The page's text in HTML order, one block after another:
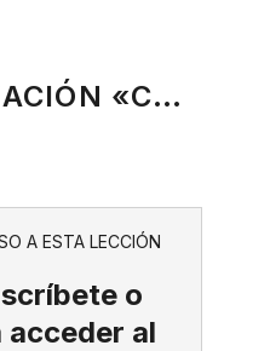
AUTOEVALUACIÓN «CÓMO MEJORAR LA RELACIÓN ENTRE EL JEFE Y EL EQUIPO» CUESTIONARIO
A ESTA LECCIÓN
o
acceder al